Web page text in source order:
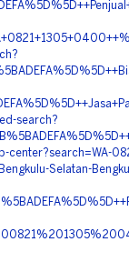
search?
center?search=WA-
Selatan-